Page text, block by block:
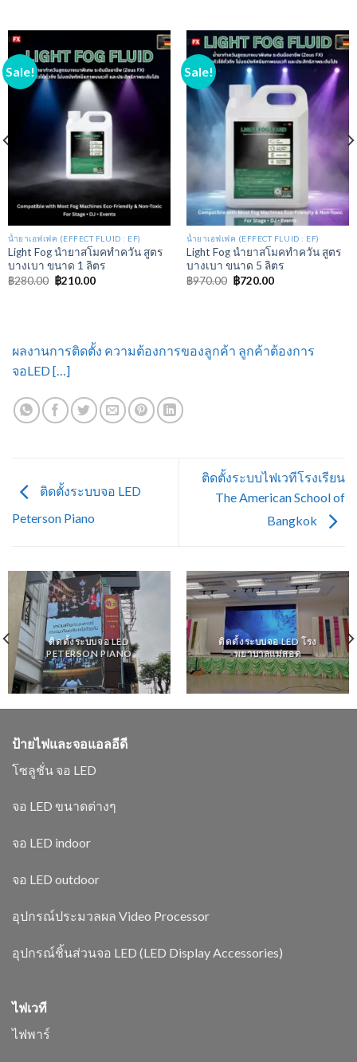
Sale!
น้ำยาเอฟเฟค (EFFECT FLUID : EF)
Light Fog นํายาสโมคทําควัน สูตร
บางเบา ขนาด 1 ลิตร
฿280.00 ฿210.00
Sale!
น้ำยาเอฟเฟค (EFFECT FLUID : EF)
Light Fog นํายาสโมคทําควัน สูตร
บางเบา ขนาด 5 ลิตร
฿970.00 ฿720.00
ผลงานการติดตั้ง ความต้องการของลูกค้า ลูกค้าต้องการ
จอLED […]
ติดตั้งระบบจอ LED
Peterson Piano
ติดตั้งระบบไฟเวทีโรงเรียน
The American School of
Bangkok
ติดตั้งระบบจอ LED
PETERSON PIANO
ติดตั้งระบบจอ LED โรง
พยาบาลแม่สอด
ป้ายไฟและจอแอลอีดี
โซลูชั่น จอ LED
จอ LED ขนาดต่างๆ
จอ LED indoor
จอ LED outdoor
อุปกรณ์ประมวลผล Video Processor
อุปกรณ์ชิ้นส่วนจอ LED (LED Display Accessories)
ไฟเวที
ไฟพาร์